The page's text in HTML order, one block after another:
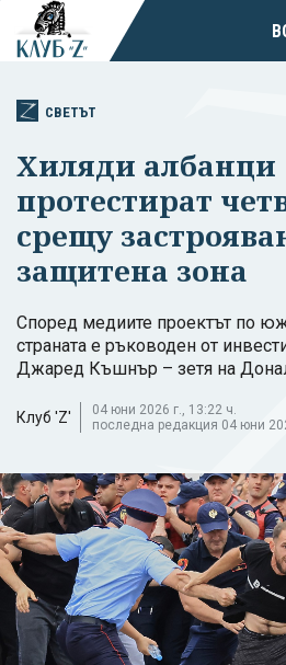
СВЕТЪТ
Хиляди албанци
протестират
срещу
защитена зона
Според медиите проектът по
страната е ръководен от
Джаред Къшнър – зетя на
Клуб 'Z'
04 юни 2026 г., 13:22 ч.
последна редакция 04 юни